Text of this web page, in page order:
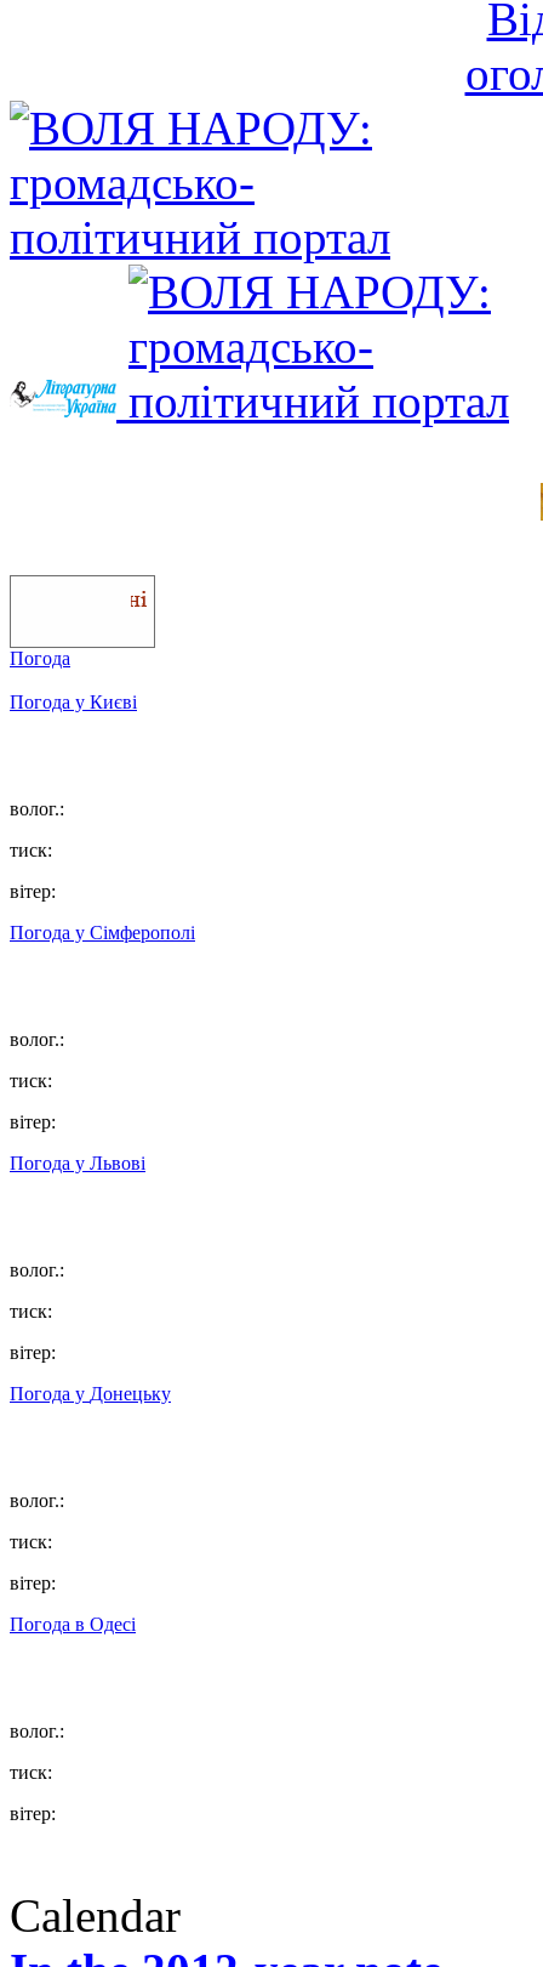
Погода
Погода у Києві
волог.:
тиск:
вітер:
Погода у Сімферополі
волог.:
тиск:
вітер:
Погода у Львові
волог.:
тиск:
вітер:
Погода у Донецьку
волог.:
тиск:
вітер:
Погода в Одесі
волог.:
тиск:
вітер:
Calendar